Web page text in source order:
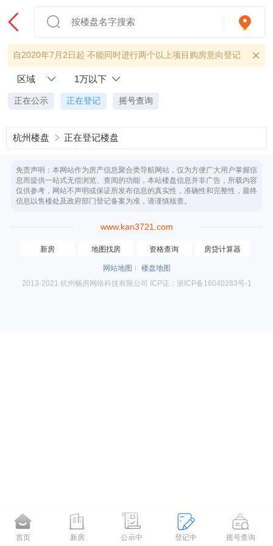
自2020年7月2日起 不能同时进行两个以上项目购房意向登记
区域 1万以下
正在公示 正在登记 摇号查询
杭州楼盘 正在登记楼盘
免责声明：本网站作为房产信息聚合类导航网站，仅为方便广大用户掌握信
息而提供一站式无偿浏览、查阅的功能，本站楼盘信息并非广告，所载内容
仅供参考，网站不声明或保证所发布信息的真实性，准确性和完整性，最终
信息以售楼处及政府部门登记备案为准，请谨慎核查。
www.kan3721.com
新房 地图找房 资格查询 房贷计算器
网站地图
楼盘地图
2013-2021 杭州畅房网络科技有限公司 ICP证：浙ICP备16040283号-1
首页 新房 公示中 登记中 摇号查询